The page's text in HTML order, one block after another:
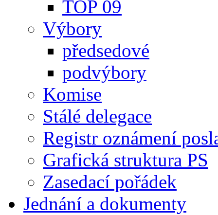
TOP 09
Výbory
předsedové
podvýbory
Komise
Stálé delegace
Registr oznámení
Grafická struktura PS
Zasedací pořádek
Jednání a dokumenty